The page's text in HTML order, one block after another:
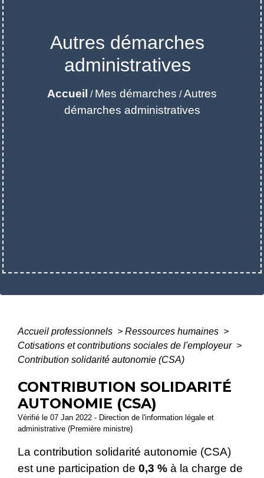
Autres démarches
administratives
Accueil / Mes démarches /Autres
démarches administratives
Accueil professionnels > Ressources humaines >
Cotisations et contributions sociales de l'employeur >
Contribution solidarité autonomie (CSA)
CONTRIBUTION SOLIDARITÉ
AUTONOMIE (CSA)
Vérifié le 07 Jan 2022 - Direction de l'information légale et
administrative (Première ministre)
La contribution solidarité autonomie (CSA)
est une participation de 0,3 % à la charge de